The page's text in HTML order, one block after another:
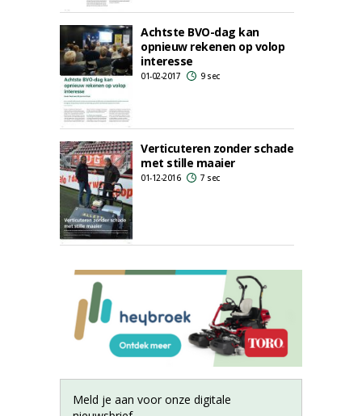
Achtste BVO-dag kan
opnieuw rekenen op volop
interesse
01-02-2017 9 sec
Verticuteren zonder schade
met stille maaier
01-12-2016 7 sec
Meld je aan voor onze digitale